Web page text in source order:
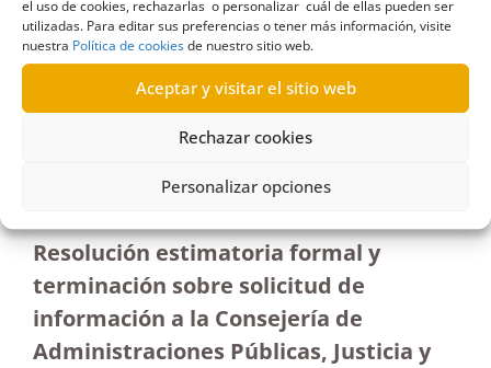
el uso de cookies, rechazarlas o personalizar cuál de ellas pueden ser
utilizadas. Para editar sus preferencias o tener más información, visite
nuestra Política de cookiesde nuestro sitio web.
Aceptar y visitar el sitio web
Rechazar cookies
Personalizar opciones
R24/2022
25/07/2022
Petición de información a la Consejería de
Administraciones Públicas sobre acceso y
Resolución estimatoria formal y
terminación sobre solicitud de
información a la Consejería de
Administraciones Públicas, Justicia y